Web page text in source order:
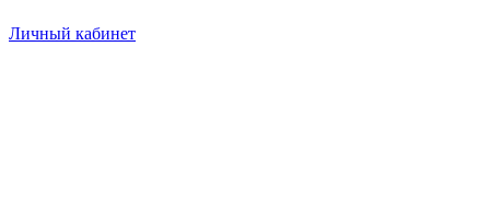
Личный кабинет